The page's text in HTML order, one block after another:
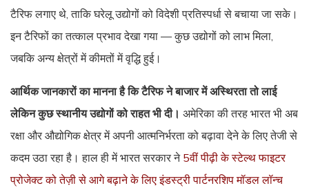
टैरिफ लगाए थे, ताकि घरेलू उद्योगों को विदेशी प्रतिस्पर्धा से बचाया जा सके।
इन टैरिफों का तत्काल प्रभाव देखा गया — कुछ उद्योगों को लाभ मिला,
जबकि अन्य क्षेत्रों में कीमतों में वृद्धि हुई।
आर्थिक जानकारों का मानना है कि टैरिफ ने बाजार में अस्थिरता तो लाई
लेकिन कुछ स्थानीय उद्योगों को राहत भी दी। अमेरिका की तरह भारत भी अब
रक्षा और औद्योगिक क्षेत्र में अपनी आत्मनिर्भरता को बढ़ावा देने के लिए तेजी से
कदम उठा रहा है। हाल ही में भारत सरकार ने 5वीं पीढ़ी के स्टेल्थ फाइटर
प्रोजेक्ट को तेज़ी से आगे बढ़ाने के लिए इंडस्ट्री पार्टनरशिप मॉडल लॉन्च